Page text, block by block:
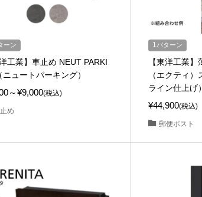
ーン
洋工業】車止め NEUT PARKI
ニュートパーキング）
～¥9,000(税込)
め
1パターン
【東洋工業
（エクティ
ライン仕上げ）
¥44,900(税込)
郵便ポスト